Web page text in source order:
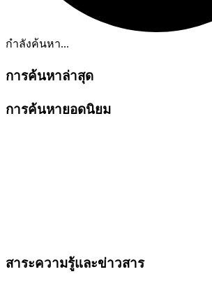
กำลังค้นหา...
การค้นหาล่าสุด
การค้นหายอดนิยม
สาระความรู้และข่าวสาร